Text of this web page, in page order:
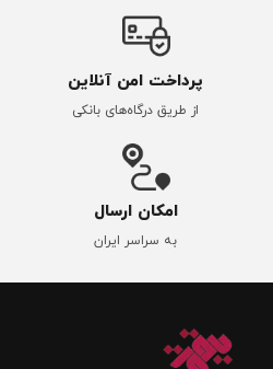
پرداخت امن آنلاین
از طریق درگاه‌های بانکی
امکان ارسال
به سراسر ایران